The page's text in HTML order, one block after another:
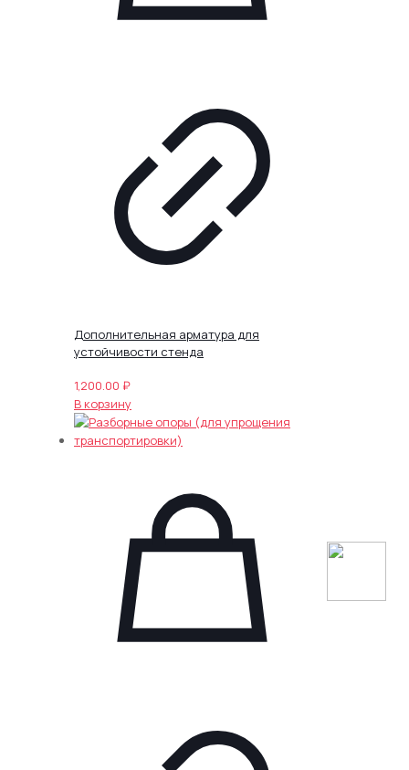
Дополнительная арматура для
устойчивости стенда
1,200.00 ₽
В корзину